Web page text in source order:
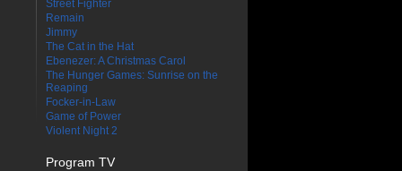
Street Fighter
Remain
Jimmy
The Cat in the Hat
Ebenezer: A Christmas Carol
The Hunger Games: Sunrise on the
Reaping
Focker-in-Law
Game of Power
Violent Night 2
Program TV